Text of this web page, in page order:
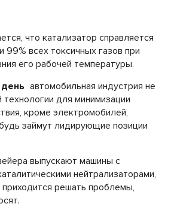
что катализатор справляется
99% всех токсичных газов при
его рабочей температуры.
автомобильная индустрия не
для минимизации
кроме электромобилей,
займут лидирующие позиции
выпускают машины с
нейтрализаторами,
решать проблемы,